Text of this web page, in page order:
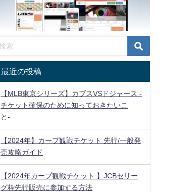
最近の投稿
【MLB東京シリーズ】カブスVSドジャース -
チケット確保のために知っておきたいこ
と-
【2024年】カープ観戦チケット 先行/一般発
売攻略ガイド
【2024年カープ観戦チケット 】JCBセリー
グ枠先行販売に参加する方法